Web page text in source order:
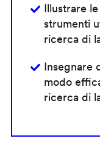
Illustrare
strumenti
ricerca di
Insegnare
modo
ricerca di